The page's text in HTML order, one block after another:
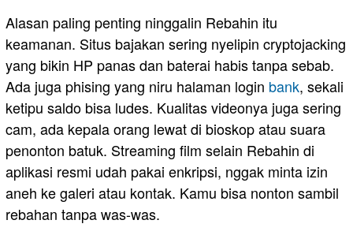
Alasan paling penting ninggalin Rebahin itu
keamanan. Situs bajakan sering nyelipin cryptojacking
yang bikin HP panas dan baterai habis tanpa sebab.
Ada juga phising yang niru halaman login bank, sekali
ketipu saldo bisa ludes. Kualitas videonya juga sering
cam, ada kepala orang lewat di bioskop atau suara
penonton batuk. Streaming film selain Rebahin di
aplikasi resmi udah pakai enkripsi, nggak minta izin
aneh ke galeri atau kontak. Kamu bisa nonton sambil
rebahan tanpa was-was.